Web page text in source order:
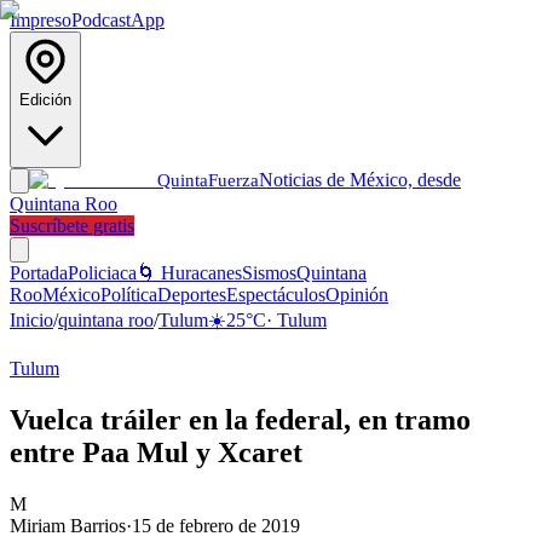
ImpresoPodcastApp
Edición
QuintaFuerzaNoticias de México, desde
Quintana Roo
Suscríbete gratis
PortadaPoliciaca 🌀 HuracanesSismosQuintana
RooMéxicoPolíticaDeportesEspectáculosOpinión
Inicio/quintana roo/Tulum☀️25°C· Tulum
Tulum
Vuelca tráiler en la federal, en tramo
entre Paa Mul y Xcaret
M
Miriam Barrios·15 de febrero de 2019